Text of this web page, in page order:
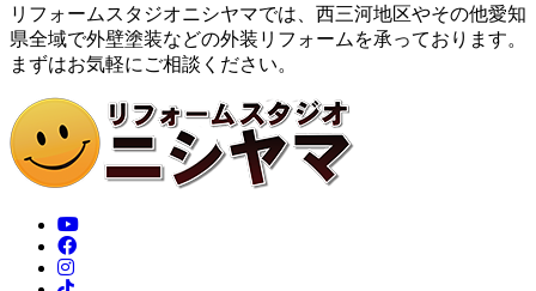
リフォームスタジオニシヤマでは、西三河地区やその他愛知
県全域で外壁塗装などの外装リフォームを承っております。
まずはお気軽にご相談ください。